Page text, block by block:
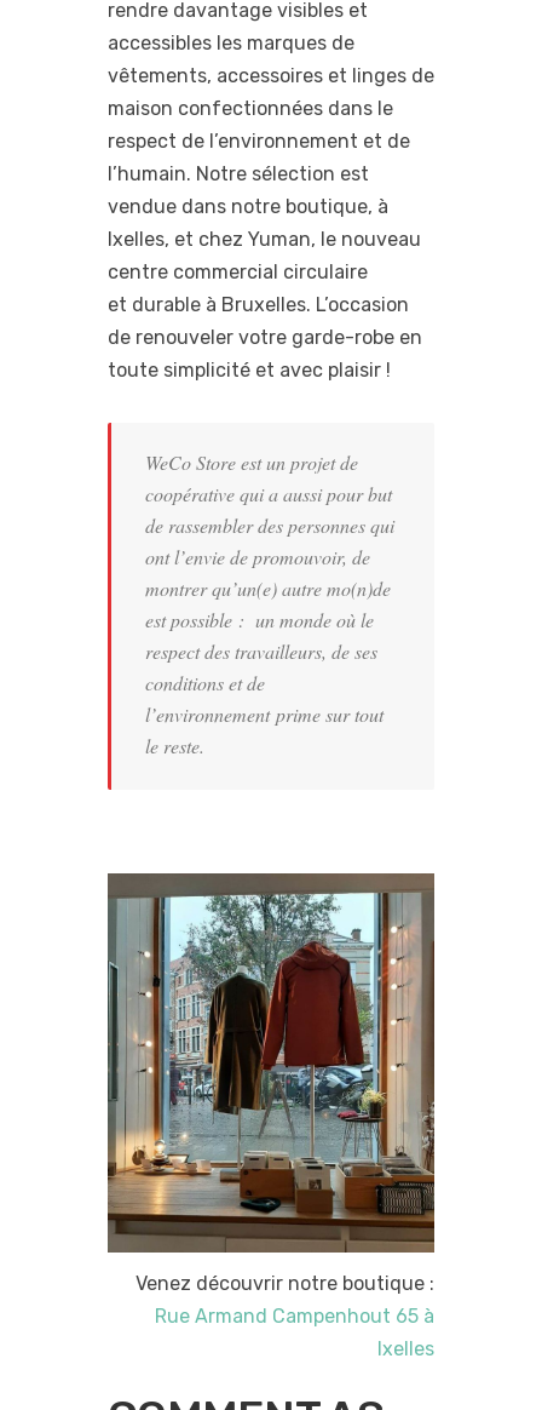
rendre davantage visibles et
accessibles les marques de
vêtements, accessoires et linges de
maison confectionnées dans le
respect de l’environnement et de
l’humain. Notre sélection est
vendue dans notre boutique, à
Ixelles, et chez Yuman, le nouveau
centre commercial circulaire
et durable à Bruxelles. L’occasion
de renouveler votre garde-robe en
toute simplicité et avec plaisir !
WeCo Store est un projet de
coopérative qui a aussi pour but
de rassembler des personnes qui
ont l’envie de promouvoir, de
montrer qu’un(e) autre mo(n)de
est possible : un monde où le
respect des travailleurs, de ses
conditions et de
l’environnement prime sur tout
le reste.
Venez découvrir notre boutique :
Rue Armand Campenhout 65 à
Ixelles